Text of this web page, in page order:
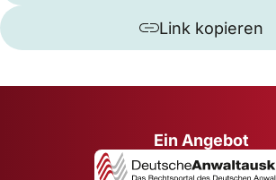
Link kopieren
Ein Angebot